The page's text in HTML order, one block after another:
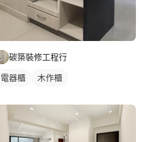
碳築裝修工程行
電器櫃 木作櫃